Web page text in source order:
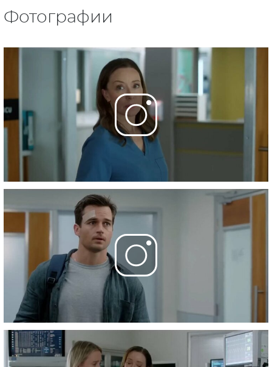
19 серия - Next
- The Big Chair
21 серия
- Stuck
14 апреля 2026
22 серия
- Happy Birthday
14 апреля 2026
Фотографии